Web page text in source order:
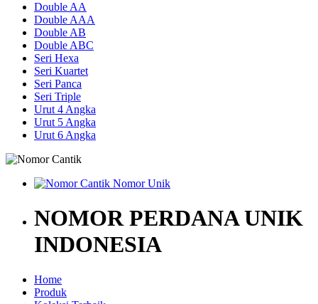
Double AA
Double AAA
Double AB
Double ABC
Seri Hexa
Seri Kuartet
Seri Panca
Seri Triple
Urut 4 Angka
Urut 5 Angka
Urut 6 Angka
NOMOR PERDANA UNIK
INDONESIA
Home
Produk